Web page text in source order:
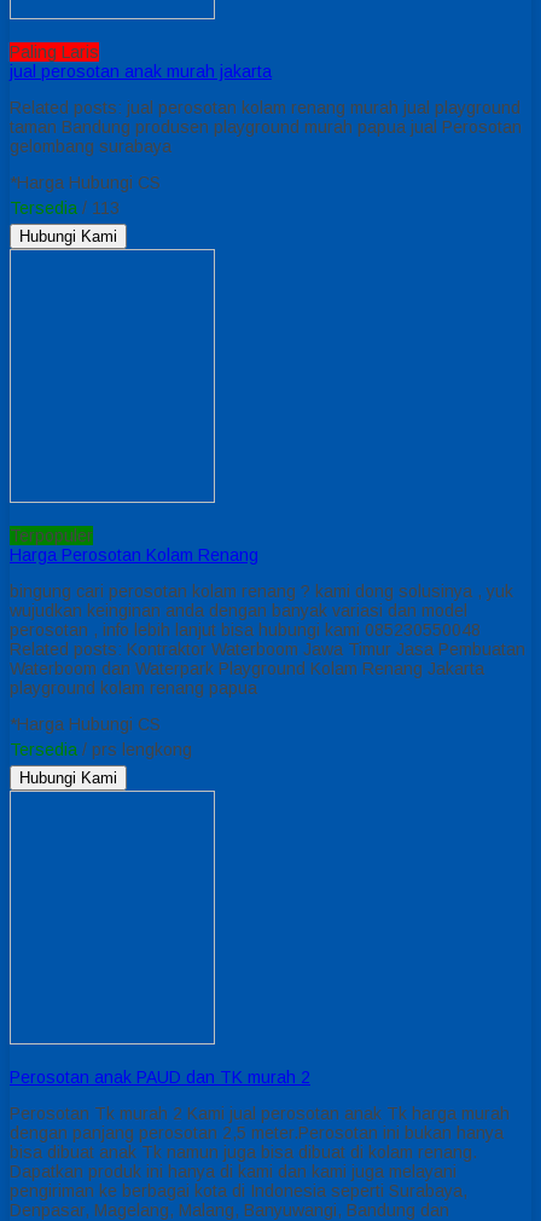
Paling Laris
jual perosotan anak murah jakarta
Related posts: jual perosotan kolam renang murah jual playground
taman Bandung produsen playground murah papua jual Perosotan
gelombang surabaya
*Harga Hubungi CS
Tersedia / 113
Hubungi Kami
Terpopuler
Harga Perosotan Kolam Renang
bingung cari perosotan kolam renang ? kami dong solusinya , yuk
wujudkan keinginan anda dengan banyak variasi dan model
perosotan , info lebih lanjut bisa hubungi kami 085230550048
Related posts: Kontraktor Waterboom Jawa Timur Jasa Pembuatan
Waterboom dan Waterpark Playground Kolam Renang Jakarta
playground kolam renang papua
*Harga Hubungi CS
Tersedia / prs lengkong
Hubungi Kami
Perosotan anak PAUD dan TK murah 2
Perosotan Tk murah 2 Kami jual perosotan anak Tk harga murah
dengan panjang perosotan 2,5 meter.Perosotan ini bukan hanya
bisa dibuat anak Tk namun juga bisa dibuat di kolam renang.
Dapatkan produk ini hanya di kami dan kami juga melayani
pengiriman ke berbagai kota di Indonesia seperti Surabaya,
Denpasar, Magelang, Malang, Banyuwangi, Bandung dan